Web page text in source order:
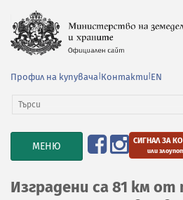
Профил на купувача Контакти EN
TOGGLE
NAVIGATION
МЕНЮ СИГНАЛ ЗА
или
Изградени са 81 км